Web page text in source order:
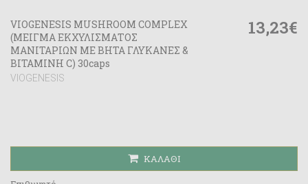
VIOGENESIS MUSHROOM COMPLEX
(ΜΕΙΓΜΑ ΕΚΧΥΛΙΣΜΑΤΟΣ
ΜΑΝΙΤΑΡΙΩΝ ΜΕ ΒΗΤΑ ΓΛΥΚΑΝΕΣ &
ΒΙΤΑΜΙΝΗ C) 30caps
VIOGENESIS
13,23€
ΚΑΛΆΘΙ